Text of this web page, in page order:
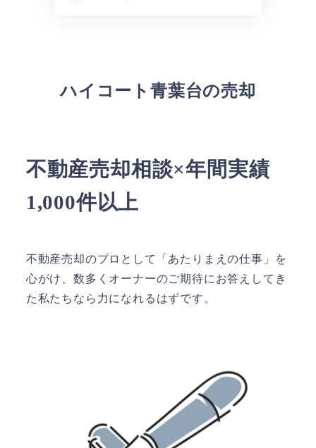
ハイコート青葉台の売却
不動産売却相談×年間実績
1,000件以上
不動産売却のプロとして「あたりまえの仕事」を
心がけ、数多くオーナーのご期待にお答えしてき
た私たちなら力になれるはずです。